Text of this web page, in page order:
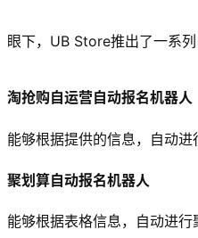
眼下，UB Store推出了一系
淘抢购自运营自动报名机器人
能够根据提供的信息，自动进
聚划算自动报名机器人
能够根据表格信息，自动进行